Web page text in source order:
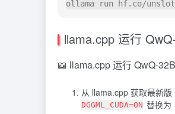
llama.cpp 运行
📖 llama.cpp 运行 QwQ-
从 llama.cpp 获取最新版
DGGML_CUDA=ON 替换为